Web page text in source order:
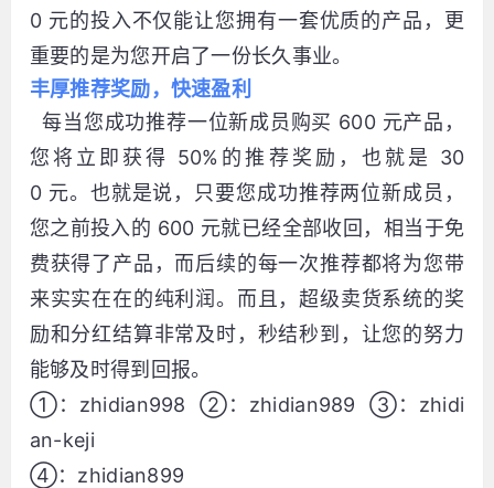
0 元的投入不仅能让您拥有一套优质的产品，更
重要的是为您开启了一份长久事业。
丰厚推荐奖励，快速盈利
每当您成功推荐一位新成员购买 600 元产品，
您将立即获得 50%的推荐奖励，也就是 30
0 元。也就是说，只要您成功推荐两位新成员，
您之前投入的 600 元就已经全部收回，相当于免
费获得了产品，而后续的每一次推荐都将为您带
来实实在在的纯利润。而且，超级卖货系统的奖
励和分红结算非常及时，秒结秒到，让您的努力
能够及时得到回报。
①：zhidian998 ②：zhidian989 ③：zhidi
an-keji
④：zhidian899